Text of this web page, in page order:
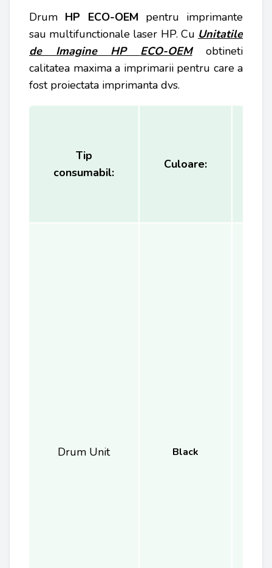
Drum HP ECO-OEM pentru imprimante
sau multifunctionale laser HP. Cu Unitatile
de Imagine HP
ECO-OEMobtineti
calitatea maxima a imprimarii pentru care a
fost proiectata imprimanta dvs.
Tip
consumabil:
Culoare:
Drum Unit Black